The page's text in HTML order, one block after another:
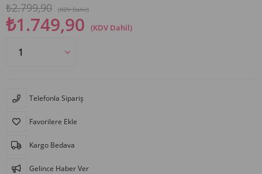
₺2.799,90 (KDV Dahil)
₺1.749,90 (KDV Dahil)
Telefonla Sipariş
Favorilere Ekle
Kargo Bedava
Gelince Haber Ver